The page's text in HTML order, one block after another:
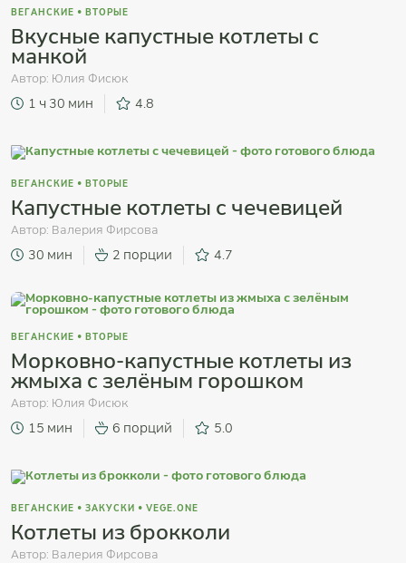
ВЕГАНСКИЕ • ВТОРЫЕ
Вкусные капустные котлеты с
манкой
Автор: Юлия Фисюк
1 ч 30 мин 4.8
ВЕГАНСКИЕ • ВТОРЫЕ
Капустные котлеты с чечевицей
Автор: Валерия Фирсова
30 мин 2 порции 4.7
ВЕГАНСКИЕ • ВТОРЫЕ
Морковно-капустные котлеты из
жмыха с зелёным горошком
Автор: Юлия Фисюк
15 мин 6 порций 5.0
ВЕГАНСКИЕ • ЗАКУСКИ • VEGE.ONE
Котлеты из брокколи
Автор: Валерия Фирсова